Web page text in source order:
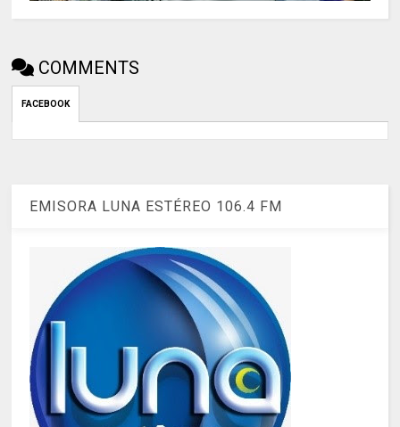
COMMENTS
FACEBOOK
EMISORA LUNA ESTÉREO 106.4 FM